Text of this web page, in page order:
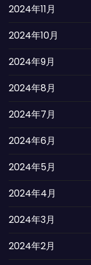
2024年11月
2024年10月
2024年9月
2024年8月
2024年7月
2024年6月
2024年5月
2024年4月
2024年3月
2024年2月